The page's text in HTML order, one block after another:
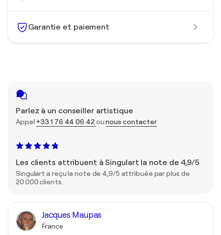
Garantie et paiement
Parlez à un conseiller artistique
Appel +33 1 76 44 06 42 ounous contacter
Les clients attribuent à Singulart la note de 4,9/5
Singulart a reçu la note de 4,9/5 attribuée par plus de
20 000 clients.
Jacques Maupas
France